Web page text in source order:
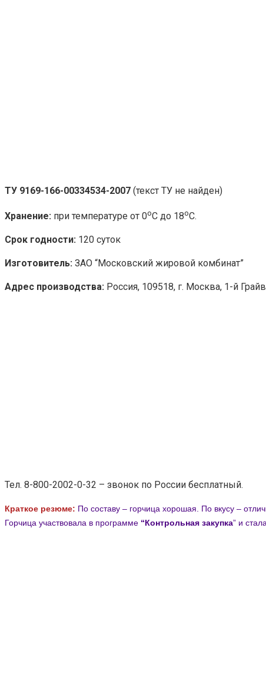
ТУ 9169-166-00334534-2007 (текст ТУ не найден)
Хранение: при температуре от 0оС до 18оС.
Срок годности: 120 суток
Изготовитель: ЗАО “Московский жировой комбинат”
Адрес производства: Россия, 109518, г. Москва, 1-й
Тел. 8-800-2002-0-32 – звонок по России бесплатный.
Краткое резюме: По составу – горчица хорошая . По вкусу –
Горчица участвовала в программе “Контрольная закупка” и